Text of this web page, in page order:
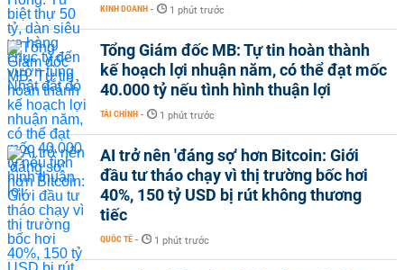
KINH DOANH - 1 phút trước
Tổng Giám đốc MB: Tự tin hoàn thành
kế hoạch lợi nhuận năm, có thể đạt mốc
40.000 tỷ nếu tình hình thuận lợi
TÀI CHÍNH - 1 phút trước
AI trở nên 'đáng sợ' hơn Bitcoin: Giới
đầu tư tháo chạy vì thị trường bốc hơi
40%, 150 tỷ USD bị rút không thương
tiếc
QUỐC TẾ - 1 phút trước